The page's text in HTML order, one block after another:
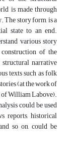
is made through
The story form, is a
state to an end.
various story
of the
narrative
texts such as folk
(at the work of
William Labove).
could be used
reports, historical
so on, could be